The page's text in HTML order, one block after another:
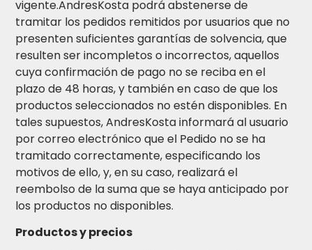
vigente.AndresKosta podrá abstenerse de
tramitar los pedidos remitidos por usuarios que no
presenten suficientes garantías de solvencia, que
resulten ser incompletos o incorrectos, aquellos
cuya confirmación de pago no se reciba en el
plazo de 48 horas, y también en caso de que los
productos seleccionados no estén disponibles. En
tales supuestos, AndresKosta informará al usuario
por correo electrónico que el Pedido no se ha
tramitado correctamente, especificando los
motivos de ello, y, en su caso, realizará el
reembolso de la suma que se haya anticipado por
los productos no disponibles.
Productos y precios